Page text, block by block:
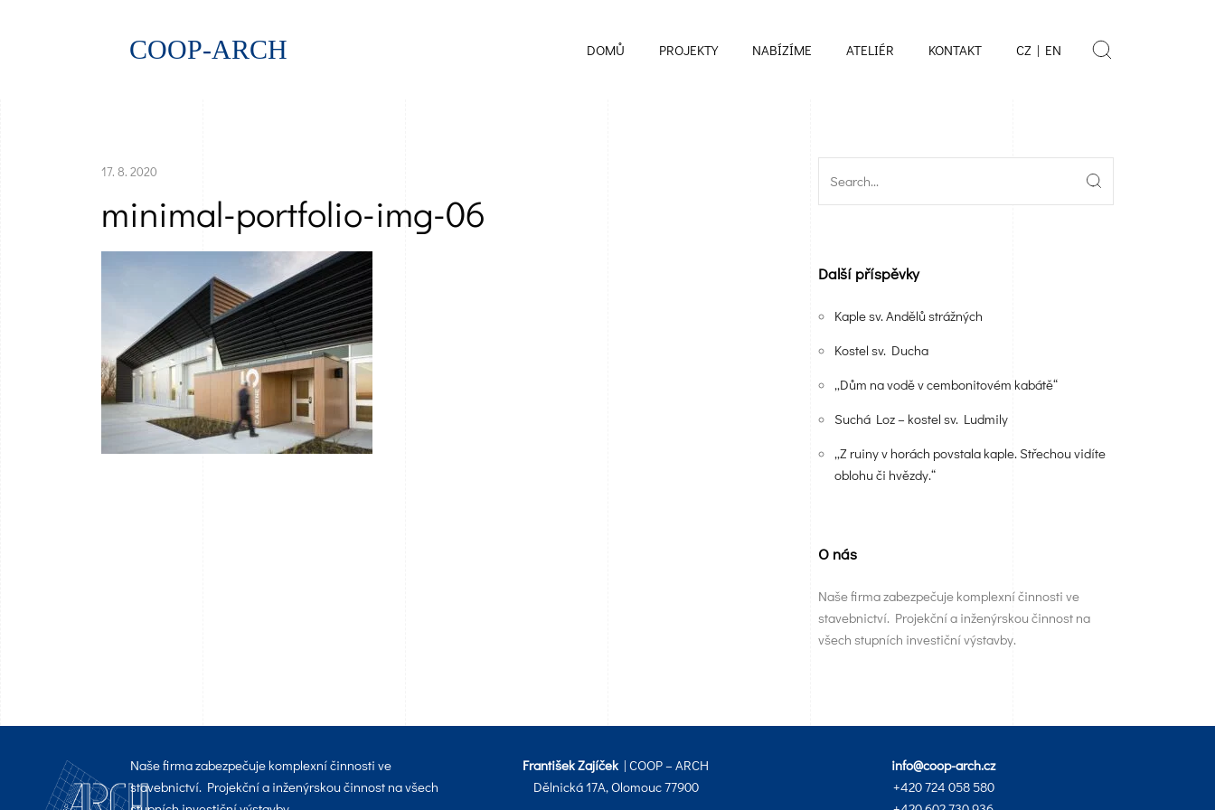
COOP-ARCH DOMŮ PROJEKTY NABÍZÍME ATELIÉR KONTAKT CZ | EN
17. 8. 2020
minimal-portfolio-img-06
Další příspěvky
Kaple sv. Andělů strážných
Kostel sv. Ducha
„Dům na vodě v cembonitovém kabátě“
Suchá Loz – kostel sv. Ludmily
„Z ruiny v horách povstala kaple. Střechou vidíte
oblohu či hvězdy.“
O nás
Naše firma zabezpečuje komplexní činnosti ve
stavebnictví. Projekční a inženýrskou činnost na
všech stupních investiční výstavby.
Naše firma zabezpečuje komplexní činnosti ve
stavebnictví. Projekční a inženýrskou činnost na všech
František Zajíček | COOP – ARCH
Dělnická 17A, Olomouc 77900
info@coop-arch.cz
+420 724 058 580